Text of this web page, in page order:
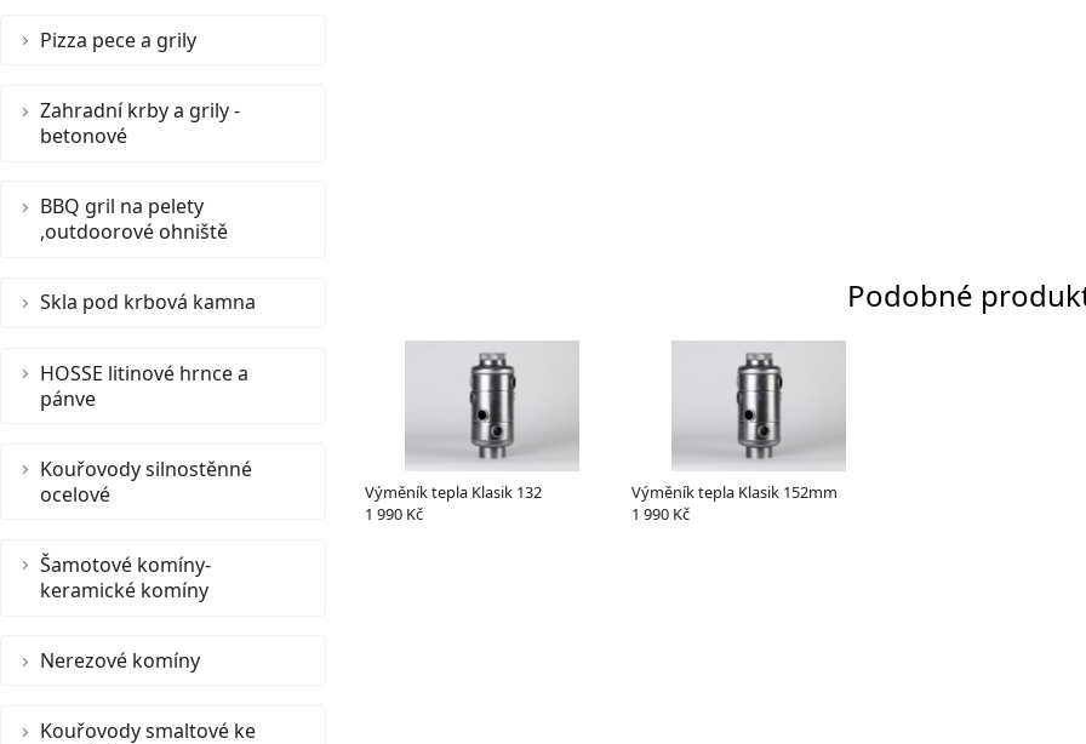
Pizza pece a grily
Zahradní krby a grily -
betonové
BBQ gril na pelety
,outdoorové ohniště
Skla pod krbová kamna
HOSSE litinové hrnce a
pánve
Kouřovody silnostěnné
ocelové
Šamotové komíny-
keramické komíny
Nerezové komíny
Kouřovody smaltové ke
Podobné
Výměník tepla Klasik 132
1 990 Kč
Výměník tepla Klasik 152mm
1 990 Kč